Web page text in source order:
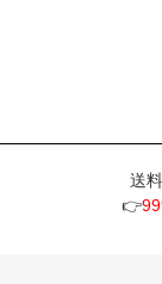
送
👉